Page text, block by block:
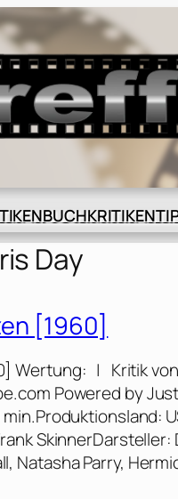
BUCHKRITIKEN
Day
[1960]
Wertung: | Kritik
Powered by
Natasha Parry,